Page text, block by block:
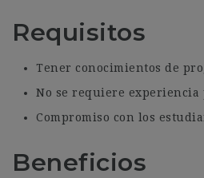
Requisitos
Tener conocimientos de
No se requiere experiencia
Compromiso con los
Beneficios